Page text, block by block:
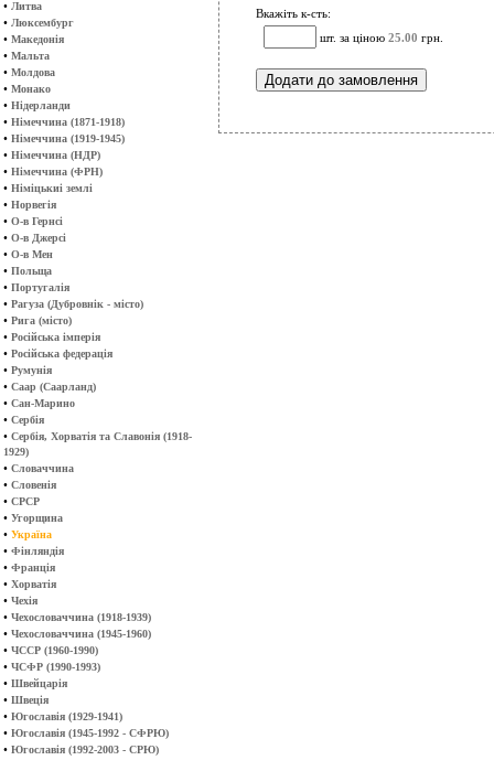
• Литва
• Люксембург
• Македонія
• Мальта
• Молдова
• Монако
• Нідерланди
• Німеччина (1871-1918)
• Німеччина (1919-1945)
• Німеччина (НДР)
• Німеччина (ФРН)
• Німіцькиі землі
• Норвегія
• О-в Гернсі
• О-в Джерсі
• О-в Мен
• Польща
• Португалія
• Рагуза (Дубровнік - місто)
• Рига (місто)
• Російська імперія
• Російська федерація
• Румунія
• Саар (Саарланд)
• Сан-Марино
• Сербія
• Сербія, Хорватія та Славонія (1918-
1929)
• Словаччина
• Словенія
• СРСР
• Угорщина
• Україна
• Фінляндія
• Франція
• Хорватія
• Чехія
• Чехословаччина (1918-1939)
• Чехословаччина (1945-1960)
• ЧССР (1960-1990)
• ЧСФР (1990-1993)
• Швейцарія
• Швеція
• Югославія (1929-1941)
• Югославія (1945-1992 - СФРЮ)
• Югославія (1992-2003 - СРЮ)
Вкажіть к-сть:
шт. за ціною 25.00 грн.